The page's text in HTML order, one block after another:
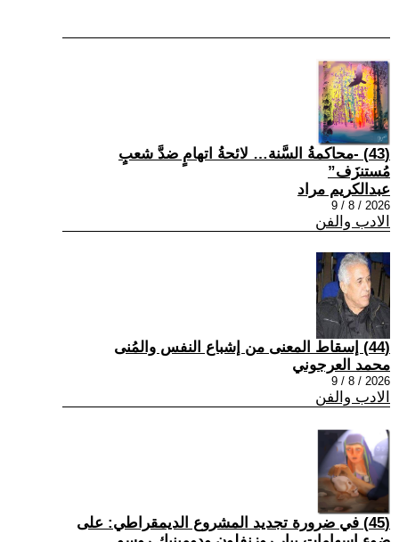
(43) -محاكمةُ السَّنة… لائحةُ اتهامٍ ضدَّ شعبٍ
مُستنزَف”
عبدالكريم مراد
2026 / 8 / 9
الادب والفن
(44) إسقاط المعنى من إشباع النفس والمُنى
محمد العرجوني
2026 / 8 / 9
الادب والفن
(45) في ضرورة تجديد المشروع الديمقراطي: على